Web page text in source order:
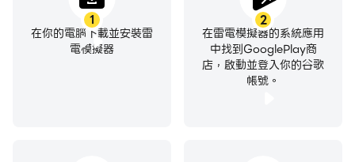
1
在你的電腦下載並安裝雷
電模擬器
2
在雷電模擬器的系統應用
中找到GooglePlay商
店，啟動並登入你的谷歌
帳號。